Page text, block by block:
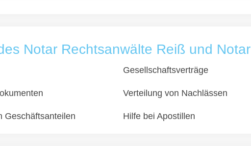
Notar Rechtsanwälte Reiß und Notar
Gesellschaftsverträge
Verteilung von Nachlässen
Geschäftsanteilen Hilfe bei Apostillen